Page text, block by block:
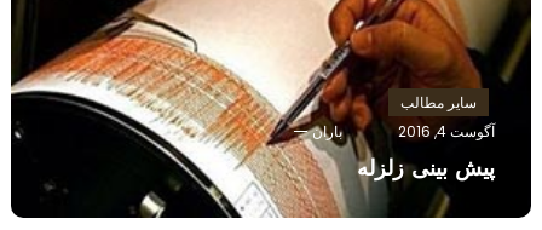
سایر مطالب
آگوست 4, 2016
باران
پیش بینی زلزله